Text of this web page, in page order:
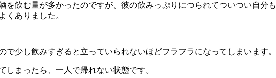
を飲む量が多かったのですが、彼の飲みっぷりにつられてついつい自分も
くありました。
で少し飲みすぎると立っていられないほどフラフラになってしまいます。
しまったら、一人で帰れない状態です。